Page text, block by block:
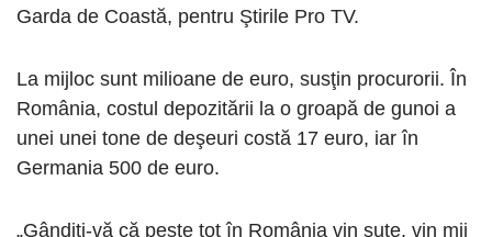
Garda de Coastă, pentru Ştirile Pro TV.
La mijloc sunt milioane de euro, susţin procurorii. În
România, costul depozitării la o groapă de gunoi a
unei unei tone de deşeuri costă 17 euro, iar în
Germania 500 de euro.
„Gândiţi-vă că peste tot în România vin sute, vin mii